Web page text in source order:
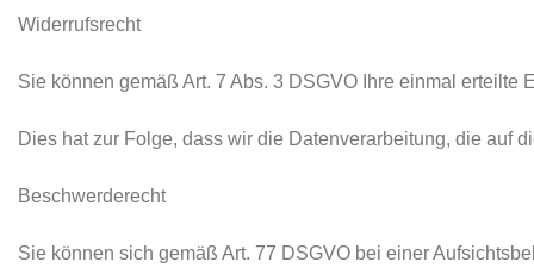
Widerrufsrecht
Sie können gemäß Art. 7 Abs. 3 DSGVO Ihre einmal
Dies hat zur Folge, dass wir die Datenverarbeitung, die auf
Beschwerderecht
Sie können sich gemäß Art. 77 DSGVO bei einer